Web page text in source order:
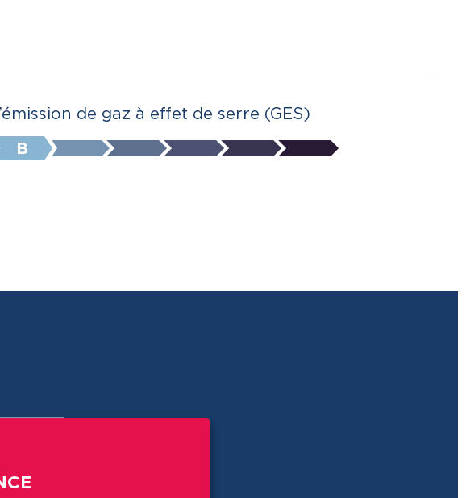
de gaz à effet de serre (GES)
B